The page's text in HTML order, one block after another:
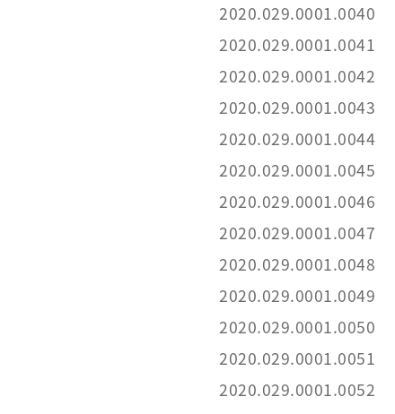
2020.029.0001.0040
2020.029.0001.0041
2020.029.0001.0042
2020.029.0001.0043
2020.029.0001.0044
2020.029.0001.0045
2020.029.0001.0046
2020.029.0001.0047
2020.029.0001.0048
2020.029.0001.0049
2020.029.0001.0050
2020.029.0001.0051
2020.029.0001.0052